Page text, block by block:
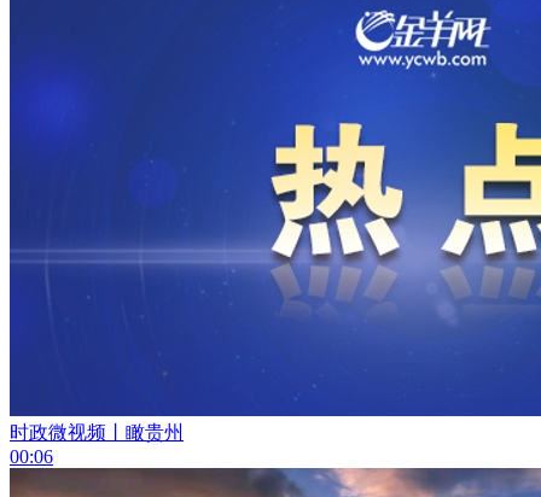
时政微视频丨瞰贵州
00:06